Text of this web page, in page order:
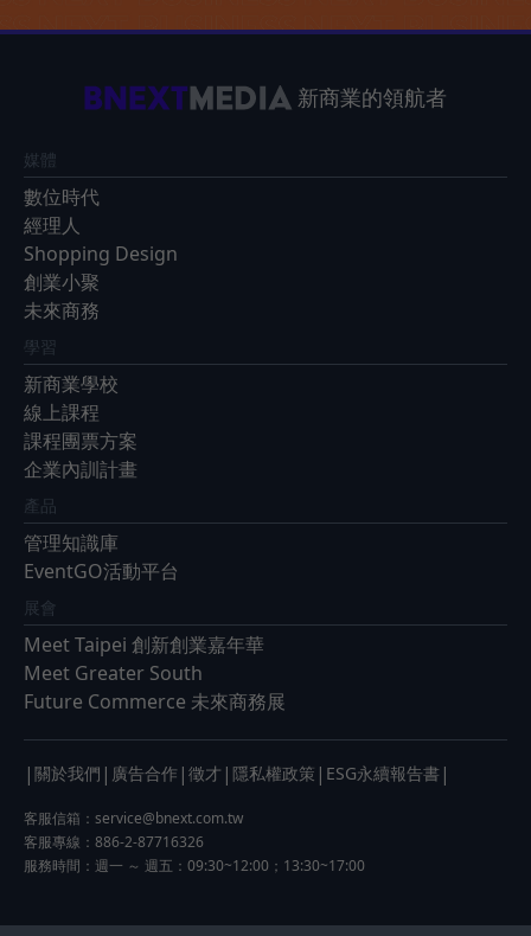
新商業的領航者
媒體
數位時代
經理人
Shopping Design
創業小聚
未來商務
學習
新商業學校
線上課程
課程團票方案
企業內訓計畫
產品
管理知識庫
EventGO活動平台
展會
Meet Taipei 創新創業嘉年華
Meet Greater South
Future Commerce 未來商務展
| 關於我們 | 廣告合作 | 徵才 | 隱私權政策 | ESG永續報告書 |
客服信箱： service@bnext.com.tw
客服專線：886-2-87716326
服務時間：週一 ～ 週五：09:30~12:00；13:30~17:00